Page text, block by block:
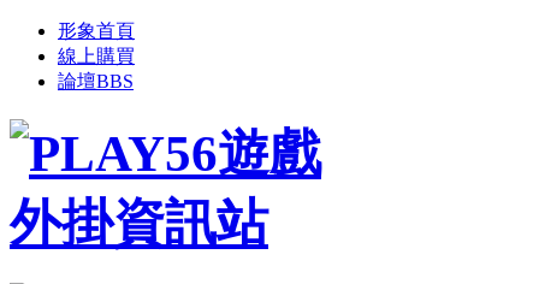
形象首頁
線上購買
論壇BBS